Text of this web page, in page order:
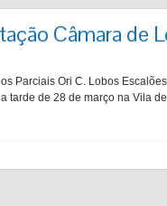
Câmara de
Parciais Ori C. Lobos
tarde de 28 de março na Vila